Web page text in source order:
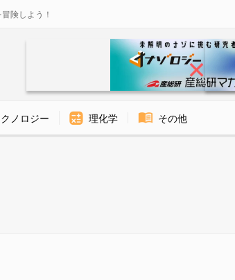
険しよう！
ノロジー 理化学 その他